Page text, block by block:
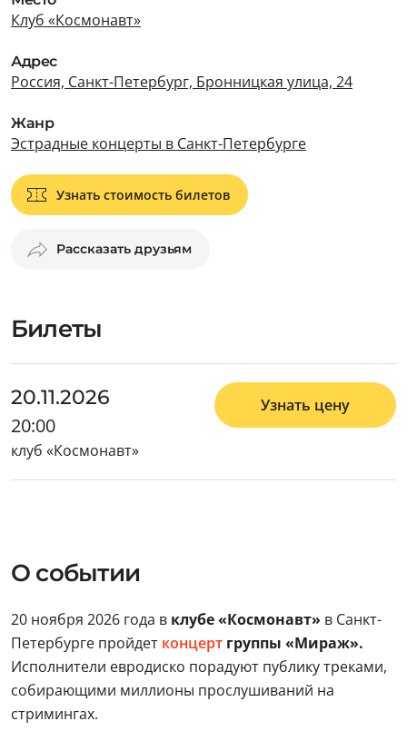
Клуб «Космонавт»
Адрес
Россия, Санкт-Петербург, Бронницкая улица, 24
Жанр
Эстрадные концерты в Санкт-Петербурге
Узнать стоимость билетов
Рассказать друзьям
Билеты
20.11.2026
20:00
клуб «Космонавт»
Узнать цену
О событии
20 ноября 2026 года в клубе «Космонавт» в Санкт-
Петербурге пройдет концерт группы «Мираж».
Исполнители евродиско порадуют публику треками,
собирающими миллионы прослушиваний на
стримингах.